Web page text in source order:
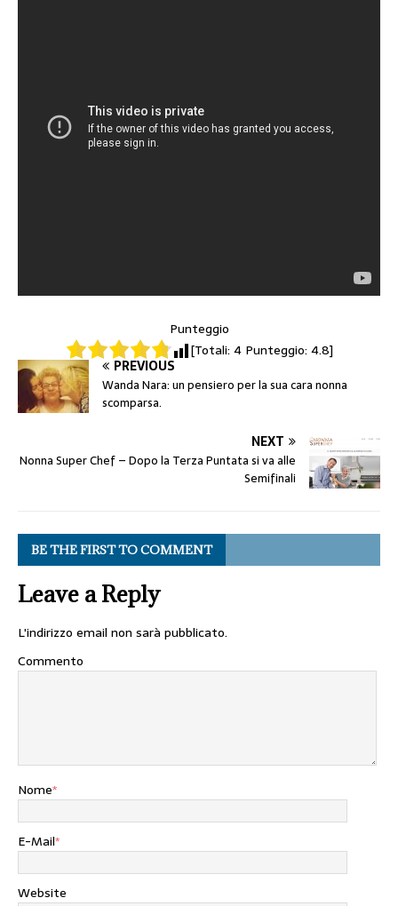
Punteggio
[Totali: 4Punteggio: 4.8]
PREVIOUS
Wanda Nara: un pensiero per la sua cara nonna
scomparsa.
NEXT
Nonna Super Chef – Dopo la Terza Puntata si va alle
Semifinali
BE THE FIRST TO COMMENT
Leave a Reply
L'indirizzo email non sarà pubblicato.
Commento
Nome*
E-Mail*
Website